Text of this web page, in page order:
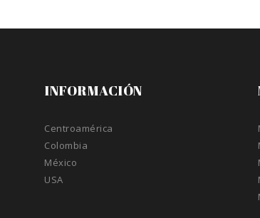
INFORMACIÓN
Centroamérica
Colombia
México
USA